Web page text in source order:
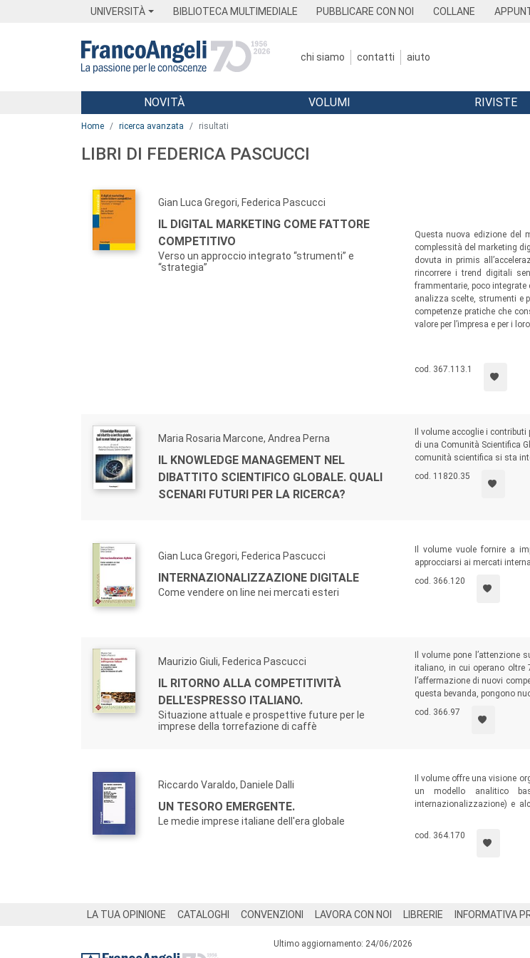
UNIVERSITÀ BIBLIOTECA MULTIMEDIALE PUBBLICARE CON NOI COLLANE
chi siamo contatti aiuto
Menu
NOVITÀ VOLUMI RIVISTE
Home ricerca avanzata risultati
LIBRI DI FEDERICA PASCUCCI
Gian Luca Gregori, Federica Pascucci
IL DIGITAL MARKETING COME FATTORE
COMPETITIVO
Verso un approccio integrato “strumenti” e
“strategia”
Questa nuova edizione del
complessità del marketing
dovuta in primis
rincorrere i trend digitali
frammentarie, poco integrate
analizza scelte, strumenti e
competenze pratiche che
valore per l’impresa e per i
cod. 367.113.1
Maria Rosaria Marcone, Andrea Perna
IL KNOWLEDGE MANAGEMENT NEL
DIBATTITO SCIENTIFICO GLOBALE. QUALI
SCENARI FUTURI PER LA RICERCA?
Il volume accoglie i
di una Comunità Scientifica
comunità scientifica si sta
cod. 11820.35
Gian Luca Gregori, Federica Pascucci
INTERNAZIONALIZZAZIONE DIGITALE
Come vendere on line nei mercati esteri
Il volume vuole fornire a
approcciarsi ai mercati
cod. 366.120
Maurizio Giuli, Federica Pascucci
IL RITORNO ALLA COMPETITIVITÀ
DELL'ESPRESSO ITALIANO.
Situazione attuale e prospettive future per le
imprese della torrefazione di caffè
Il volume pone l’attenzione
italiano, in cui operano oltre
l’affermazione di nuovi
questa bevanda, pongono
cod. 366.97
Riccardo Varaldo, Daniele Dalli
UN TESORO EMERGENTE.
Le medie imprese italiane dell'era globale
Il volume offre una visione
un modello analitico
internazionalizzazione) e
imprese e per le decisioni
relative implicazioni.
cod. 364.170
LA TUA OPINIONE CATALOGHI CONVENZIONI LAVORA CON NOI LIBRERIE INFORMATIVA
Ultimo aggiornamento: 24/06/2026